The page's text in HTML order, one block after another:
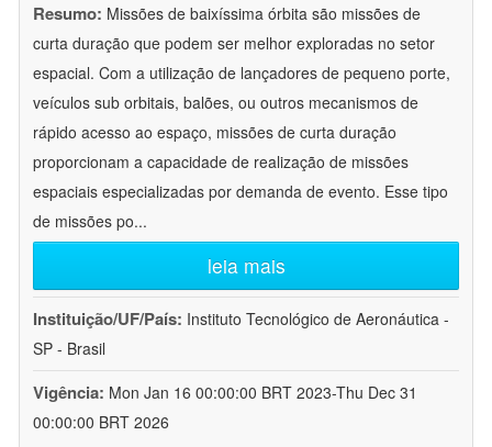
Resumo: Missões de baixíssima órbita são missões de
curta duração que podem ser melhor exploradas no setor
espacial. Com a utilização de lançadores de pequeno porte,
veículos sub orbitais, balões, ou outros mecanismos de
rápido acesso ao espaço, missões de curta duração
proporcionam a capacidade de realização de missões
espaciais especializadas por demanda de evento. Esse tipo
de missões po...
leia mais
Instituição/UF/País: Instituto Tecnológico de Aeronáutica -
SP - Brasil
Vigência: Mon Jan 16 00:00:00 BRT 2023-Thu Dec 31
00:00:00 BRT 2026